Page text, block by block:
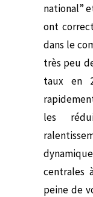
national”
ont
dans le
très peu
taux en
les
centrales
peine de